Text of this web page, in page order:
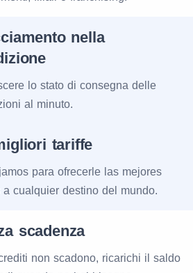
nella
lo stato di consegna delle
al minuto.
tariffe
para ofrecerle las mejores
a cualquier destino del mundo.
scadenza
crediti non scadono, ricarichi il saldo